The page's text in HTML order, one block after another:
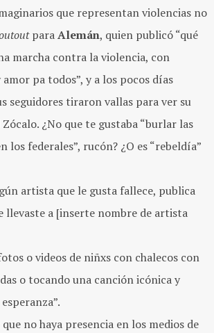
que representan violencias no
paraAlemán, quien publicó “qué
marcha contra la violencia, con
pa todos”, y a los pocos días
seguidores tiraron vallas para ver su
¿No que te gustaba “burlar las
los federales”, rucón? ¿O es “rebeldía”
artista que le gusta fallece, publica
llevaste a [inserte nombre de artista
o videos de niñxs con chalecos con
o tocando una canción icónica y
que no haya presencia en los medios de